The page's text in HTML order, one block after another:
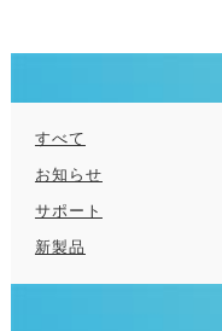
すべて
お知らせ
サポート
新製品